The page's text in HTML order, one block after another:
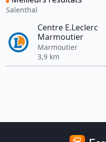
Salenthal
Centre E.Leclerc
Marmoutier
Marmoutier
3,9 km